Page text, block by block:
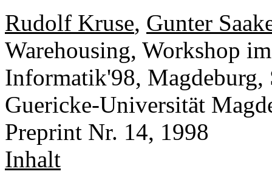
Rudolf Kruse, Gunter
Warehousing, Workshop
Informatik'98, Magdeburg,
Guericke-Universität
Preprint Nr. 14, 1998
Inhalt